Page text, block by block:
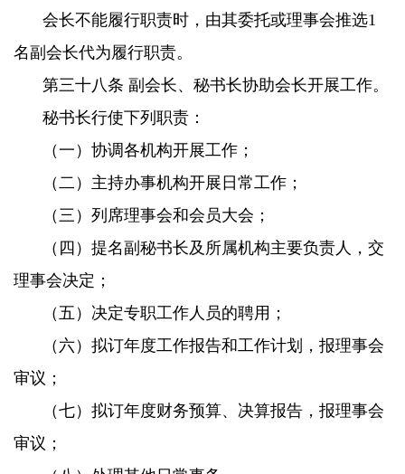
会长不能履行职责时，由其委托或理事会推选1
名副会长代为履行职责。
第三十八条 副会长、秘书长协助会长开展工作。
秘书长行使下列职责：
（一）协调各机构开展工作；
（二）主持办事机构开展日常工作；
（三）列席理事会和会员大会；
（四）提名副秘书长及所属机构主要负责人，交
理事会决定；
（五）决定专职工作人员的聘用；
（六）拟订年度工作报告和工作计划，报理事会
审议；
（七）拟订年度财务预算、决算报告，报理事会
审议；